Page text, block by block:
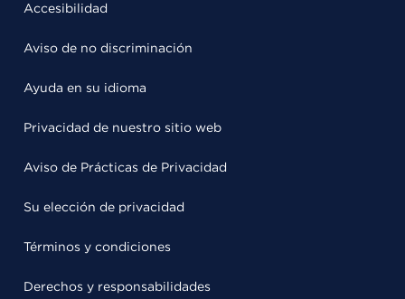
Accesibilidad
Aviso de no discriminación
Ayuda en su idioma
Privacidad de nuestro sitio web
Aviso de Prácticas de Privacidad
Su elección de privacidad
Términos y condiciones
Derechos y responsabilidades